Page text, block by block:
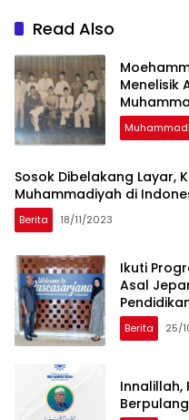
Read Also
Menelisik
Sosok Dibelakang Layar,
Muhammadiyah di
Berita 18/11/2023
Ikuti
Asal
Berita 25/
Innalillah,
Berpulang